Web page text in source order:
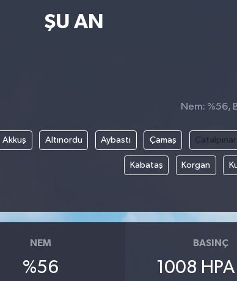
ŞU AN
Nem: %56,
Akkuş Altınordu Aybastı Çamaş Çatalpınar
Kabataş Korgan
NEM
%56
BASINÇ
1008 HPA